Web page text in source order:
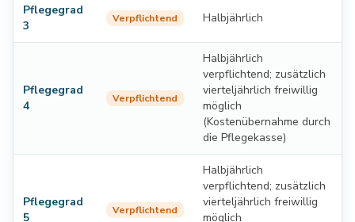
Pflegegrad
3
Verpflichtend Halbjährlich
Pflegegrad
4
Verpflichtend
Halbjährlich
verpflichtend; zusätzlich
vierteljährlich freiwillig
möglich
(Kostenübernahme durch
die Pflegekasse)
Pflegegrad
5
Verpflichtend
Halbjährlich
verpflichtend; zusätzlich
vierteljährlich freiwillig
möglich